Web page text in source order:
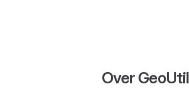
Over GeoUtil